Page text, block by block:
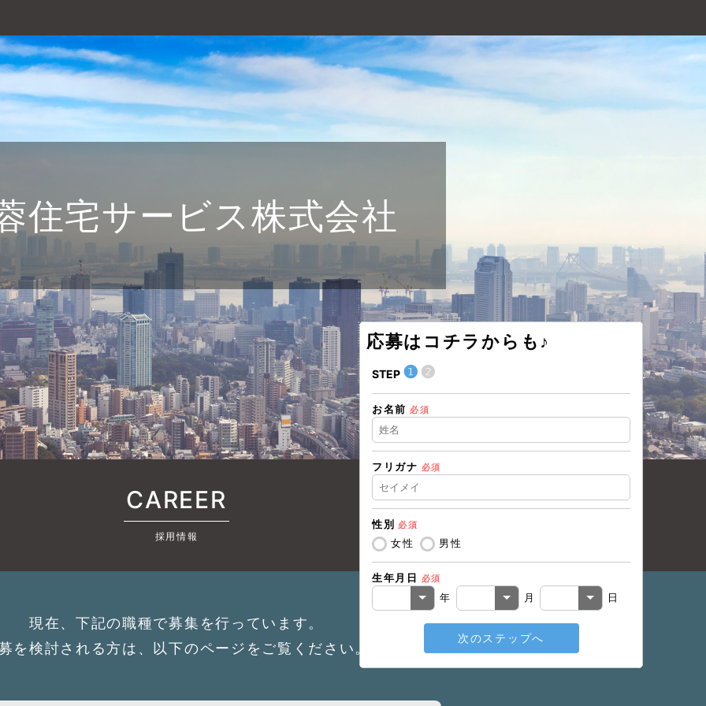
住宅サービス株式会社
応募はコチラからも♪
STEP ❶❷
お名前 必須
フリガナ 必須
性別 必須
女性 男性
生年月日 必須
年 月 日
次のステップへ
STEP❶❷
住所（都道
CAREER
採用情報
現在、下記の職種で募集を行っています。
を検討される方は、以下のページをご覧ください。